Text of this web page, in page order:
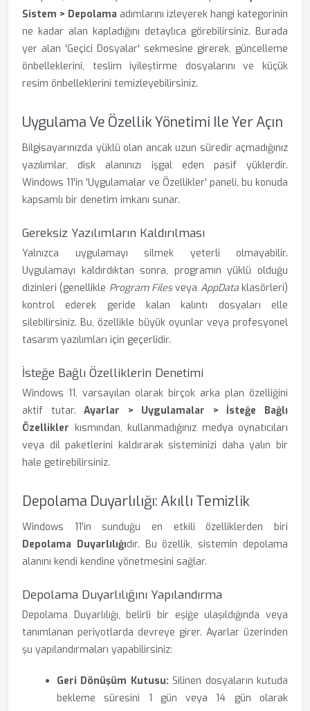
Sistem > Depolama adımlarını izleyerek hangi kategorinin
ne kadar alan kapladığını detaylıca görebilirsiniz. Burada
yer alan 'Geçici Dosyalar' sekmesine girerek, güncelleme
önbelleklerini, teslim iyileştirme dosyalarını ve küçük
resim önbelleklerini temizleyebilirsiniz.
Uygulama Ve Özellik Yönetimi Ile Yer Açın
Bilgisayarınızda yüklü olan ancak uzun süredir açmadığınız
yazılımlar, disk alanınızı işgal eden pasif yüklerdir.
Windows 11'in 'Uygulamalar ve Özellikler' paneli, bu konuda
kapsamlı bir denetim imkanı sunar.
Gereksiz Yazılımların Kaldırılması
Yalnızca uygulamayı silmek yeterli olmayabilir.
Uygulamayı kaldırdıktan sonra, programın yüklü olduğu
dizinleri (genellikle Program Filesveya AppDataklasörleri)
kontrol ederek geride kalan kalıntı dosyaları elle
silebilirsiniz. Bu, özellikle büyük oyunlar veya profesyonel
tasarım yazılımları için geçerlidir.
İsteğe Bağlı Özelliklerin Denetimi
Windows 11, varsayılan olarak birçok arka plan özelliğini
aktif tutar.Ayarlar > Uygulamalar > İsteğe Bağlı
Özellikler kısmından, kullanmadığınız medya oynatıcıları
veya dil paketlerini kaldırarak sisteminizi daha yalın bir
hale getirebilirsiniz.
Depolama Duyarlılığı: Akıllı Temizlik
Windows 11'in sunduğu en etkili özelliklerden biri
Depolama Duyarlılığıdır. Bu özellik, sistemin depolama
alanını kendi kendine yönetmesini sağlar.
Depolama Duyarlılığını Yapılandırma
Depolama Duyarlılığı, belirli bir eşiğe ulaşıldığında veya
tanımlanan periyotlarda devreye girer. Ayarlar üzerinden
şu yapılandırmaları yapabilirsiniz:
Geri Dönüşüm Kutusu: Silinen dosyaların kutuda
bekleme süresini 1 gün veya 14 gün olarak